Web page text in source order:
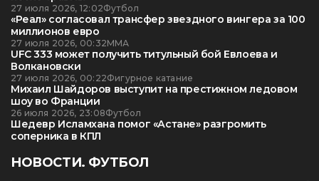
27 июля 2026, 12:02Футбол
«Реал» согласовал трансфер звездного вингера за 100
миллионов евро
27 июля 2026, 00:32ММА
UFC 333 может получить титульный бой Евлоева и
Волкановски
27 июля 2026, 00:22Фигурное катание
Михаил Шайдоров выступит на престижном ледовом
шоу во Франции
26 июля 2026, 23:08Футбол
Шедевр Исламхана помог «Астане» разгромить
соперника в КПЛ
НОВОСТИ. ФУТБОЛ